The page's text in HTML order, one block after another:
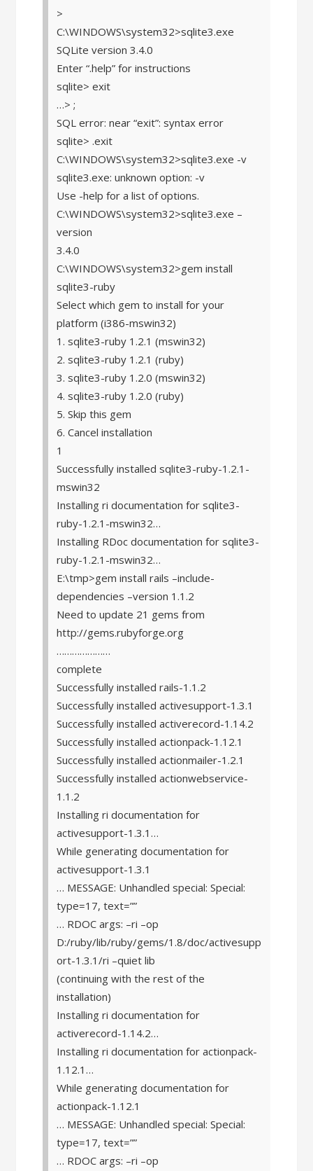
>
C:\WINDOWS\system32>sqlite3.exe
SQLite version 3.4.0
Enter “.help” for instructions
sqlite> exit
…> ;
SQL error: near “exit”: syntax error
sqlite> .exit
C:\WINDOWS\system32>sqlite3.exe -v
sqlite3.exe: unknown option: -v
Use -help for a list of options.
C:\WINDOWS\system32>sqlite3.exe –
version
3.4.0
C:\WINDOWS\system32>gem install
sqlite3-ruby
Select which gem to install for your
platform (i386-mswin32)
1. sqlite3-ruby 1.2.1 (mswin32)
2. sqlite3-ruby 1.2.1 (ruby)
3. sqlite3-ruby 1.2.0 (mswin32)
4. sqlite3-ruby 1.2.0 (ruby)
5. Skip this gem
6. Cancel installation
1
Successfully installed sqlite3-ruby-1.2.1-
mswin32
Installing ri documentation for sqlite3-
ruby-1.2.1-mswin32…
Installing RDoc documentation for sqlite3-
ruby-1.2.1-mswin32…
E:\tmp>gem install rails –include-
dependencies –version 1.1.2
Need to update 21 gems from
http://gems.rubyforge.org
…………………
complete
Successfully installed rails-1.1.2
Successfully installed activesupport-1.3.1
Successfully installed activerecord-1.14.2
Successfully installed actionpack-1.12.1
Successfully installed actionmailer-1.2.1
Successfully installed actionwebservice-
1.1.2
Installing ri documentation for
activesupport-1.3.1…
While generating documentation for
activesupport-1.3.1
… MESSAGE: Unhandled special: Special:
type=17, text=””
… RDOC args: –ri –op
D:/ruby/lib/ruby/gems/1.8/doc/activesupp
ort-1.3.1/ri –quiet lib
(continuing with the rest of the
installation)
Installing ri documentation for
activerecord-1.14.2…
Installing ri documentation for actionpack-
1.12.1…
While generating documentation for
actionpack-1.12.1
… MESSAGE: Unhandled special: Special:
type=17, text=””
… RDOC args: –ri –op